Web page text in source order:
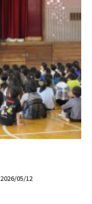
2026/05/12